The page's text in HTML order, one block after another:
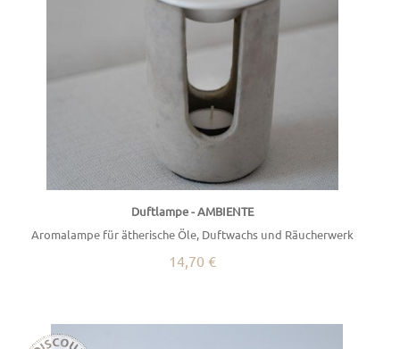
Duftlampe - AMBIENTE
Aromalampe für ätherische Öle, Duftwachs und Räucherwerk
14,70 €